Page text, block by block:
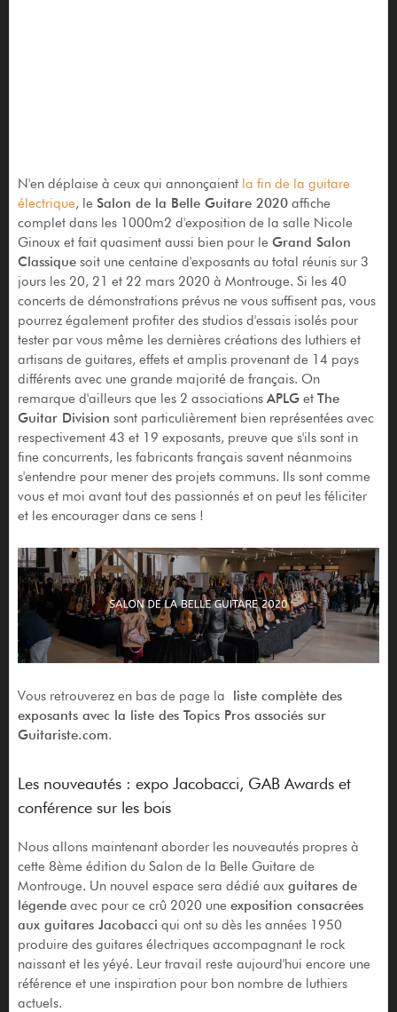
N'en déplaise à ceux qui annonçaient la fin de la guitare
électrique, le Salon de la Belle Guitare 2020affiche
complet dans les 1000m2 d'exposition de la salle Nicole
Ginoux et fait quasiment aussi bien pour le Grand Salon
Classiquesoit une centaine d'exposants au total réunis sur 3
jours les 20, 21 et 22 mars 2020 à Montrouge. Si les 40
concerts de démonstrations prévus ne vous suffisent pas, vous
pourrez également profiter des studios d'essais isolés pour
tester par vous même les dernières créations des luthiers et
artisans de guitares, effets et amplis provenant de 14 pays
différents avec une grande majorité de français. On
remarque d'ailleurs que les 2 associations APLGet The
Guitar Division sont particulièrement bien représentées avec
respectivement 43 et 19 exposants, preuve que s'ils sont in
fine concurrents, les fabricants français savent néanmoins
s'entendre pour mener des projets communs. Ils sont comme
vous et moi avant tout des passionnés et on peut les féliciter
et les encourager dans ce sens !
Vous retrouverez en bas de page la liste complète des
exposants avec la liste des Topics Pros associés sur
Guitariste.com.
Les nouveautés : expo Jacobacci, GAB Awards et
conférence sur les bois
Nous allons maintenant aborder les nouveautés propres à
cette 8ème édition du Salon de la Belle Guitare de
Montrouge. Un nouvel espace sera dédié aux guitares de
légendeavec pour ce crû 2020 une exposition consacrées
aux guitares Jacobacci qui ont su dès les années 1950
produire des guitares électriques accompagnant le rock
naissant et les yéyé. Leur travail reste aujourd'hui encore une
référence et une inspiration pour bon nombre de luthiers
actuels.